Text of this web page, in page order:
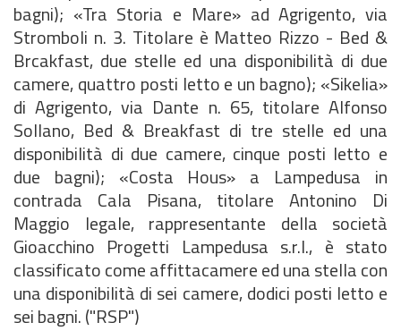
bagni); «Tra Storia e Mare» ad Agrigento, via
Stromboli n. 3. Titolare è Matteo Rizzo - Bed &
Brcakfast, due stelle ed una disponibilità di due
camere, quattro posti letto e un bagno); «Sikelia»
di Agrigento, via Dante n. 65, titolare Alfonso
Sollano, Bed & Breakfast di tre stelle ed una
disponibilità di due camere, cinque posti letto e
due bagni); «Costa Hous» a Lampedusa in
contrada Cala Pisana, titolare Antonino Di
Maggio legale, rappresentante della società
Gioacchino Progetti Lampedusa s.r.l., è stato
classificato come affittacamere ed una stella con
una disponibilità di sei camere, dodici posti letto e
sei bagni. ("RSP")